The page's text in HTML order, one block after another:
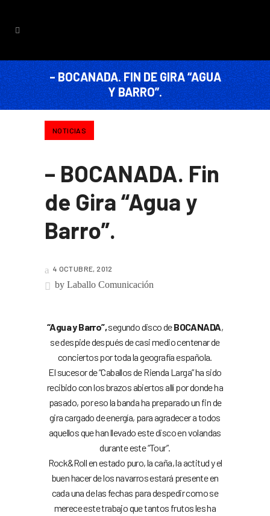
– BOCANADA. FIN DE GIRA “AGUA
Y BARRO”.
NOTICIAS
– BOCANADA. Fin
de Gira “Agua y
Barro”.
4 OCTUBRE, 2012
by Laballo Comunicación
“Agua y Barro”,segundo disco deBOCANADA,
se despide después de casi medio centenar de
conciertos por toda la geografía española.
El sucesor de “Caballos de Rienda Larga” ha sido
recibido con los brazos abiertos allí por donde ha
pasado, por eso la banda ha preparado un fin de
gira cargado de energía, para agradecer a todos
aquellos que han llevado este disco en volandas
durante este “Tour”.
Rock&Roll en estado puro, la caña, la actitud y el
buen hacer de los navarros estará presente en
cada una de las fechas para despedir como se
merece este trabajo que tantos frutos les ha